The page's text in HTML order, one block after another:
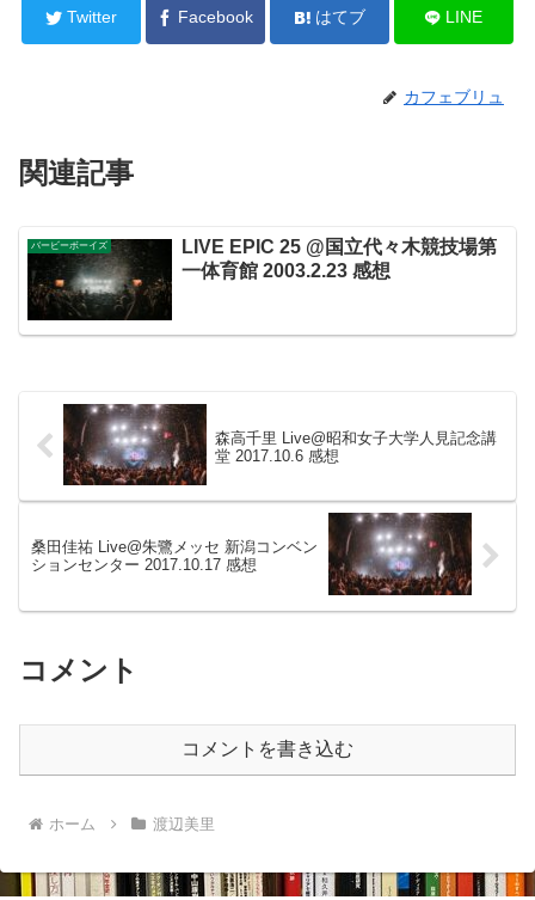
Twitter Facebook はてブ LINE
カフェブリュ
関連記事
バービーボーイズ
LIVE EPIC 25 @国立代々木競技場第
一体育館 2003.2.23 感想
森高千里 Live@昭和女子大学人見記念講
堂 2017.10.6 感想
桑田佳祐 Live@朱鷺メッセ 新潟コンベン
ションセンター 2017.10.17 感想
コメント
コメントを書き込む
ホーム 渡辺美里